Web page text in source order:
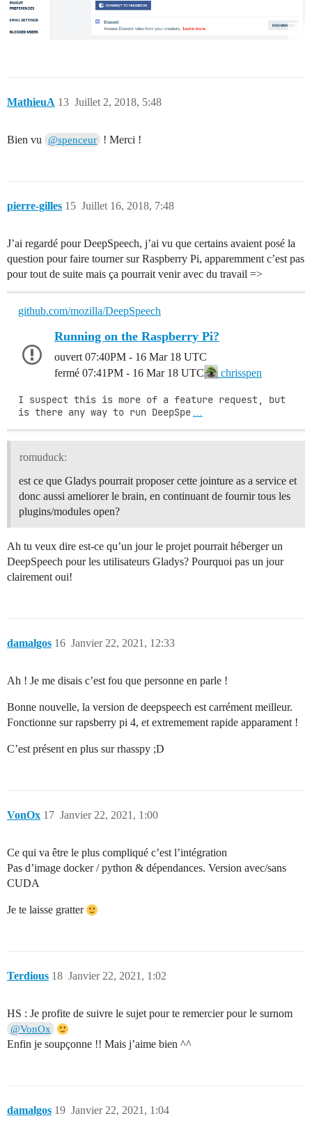
MathieuA Juillet 2, 2018, 5:48
13
Bien vu @spenceur ! Merci !
pierre-gilles Juillet 16, 2018, 7:48
15
J’ai regardé pour DeepSpeech, j’ai vu que certains avaient posé la
question pour faire tourner sur Raspberry Pi, apparemment c’est pas
pour tout de suite mais ça pourrait venir avec du travail =>
github.com/mozilla/DeepSpeech
Running on the Raspberry Pi?
ouvert 07:40PM - 16 Mar 18 UTC
fermé 07:41PM - 16 Mar 18 UTC chrisspen
I suspect this is more of a feature request, but
is there any way to run DeepSpe …
romuduck:
est ce que Gladys pourrait proposer cette jointure as a service et
donc aussi ameliorer le brain, en continuant de fournir tous les
plugins/modules open?
Ah tu veux dire est-ce qu’un jour le projet pourrait héberger un
DeepSpeech pour les utilisateurs Gladys? Pourquoi pas un jour
clairement oui!
damalgos Janvier 22, 2021, 12:33
16
Ah ! Je me disais c’est fou que personne en parle !
Bonne nouvelle, la version de deepspeech est carrément meilleur.
Fonctionne sur rapsberry pi 4, et extremement rapide apparament !
C’est présent en plus sur rhasspy ;D
VonOx Janvier 22, 2021, 1:00
17
Ce qui va être le plus compliqué c’est l’intégration
Pas d’image docker / python & dépendances. Version avec/sans
CUDA
Je te laisse gratter
Terdious Janvier 22, 2021, 1:02
18
HS : Je profite de suivre le sujet pour te remercier pour le surnom
@VonOx
Enfin je soupçonne !! Mais j’aime bien ^^
damalgos Janvier 22, 2021, 1:04
19